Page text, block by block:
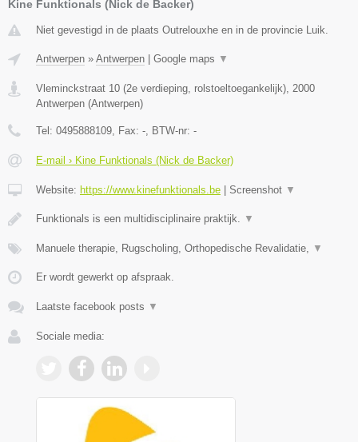
Kine Funktionals (Nick de Backer)
Niet gevestigd in de plaats Outrelouxhe en in de provincie Luik.
Antwerpen » Antwerpen | Google maps ▼
Vleminckstraat 10 (2e verdieping, rolstoeltoegankelijk) 2000
Antwerpen (Antwerpen)
Tel: 0495888109 , Fax: - , BTW-nr: -
E-mail › Kine Funktionals (Nick de Backer)
Website: https://www.kinefunktionals.be | Screenshot ▼
Funktionals is een multidisciplinaire praktijk. ▼
Manuele therapie, Rugscholing, Orthopedische Revalidatie, ▼
Er wordt gewerkt op afspraak.
Laatste facebook posts ▼
Sociale media: